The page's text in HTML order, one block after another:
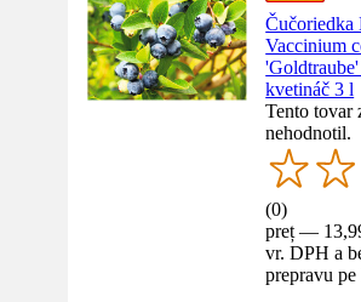
Vaccinium
kvetináč 3 l
Tento tovar
nehodnotil.
(0)
preț —
vr. DPH a
prepravu pe